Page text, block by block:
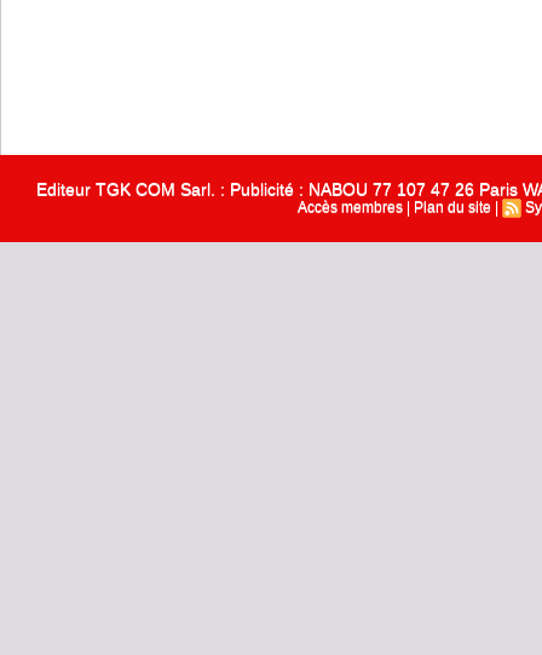
Editeur TGK COM Sarl. : Publicité : NABOU 77 107 47 26 Paris
Accès membres Plan du site